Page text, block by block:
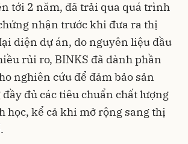
tới 2 năm, đã trải qua quá trình
nhận trước khi đưa ra thị
diện dự án, do nguyên liệu đầu
rủi ro, BINKS đã dành phần
nghiên cứu để đảm bảo sản
đủ các tiêu chuẩn chất lượng
học, kể cả khi mở rộng sang thị